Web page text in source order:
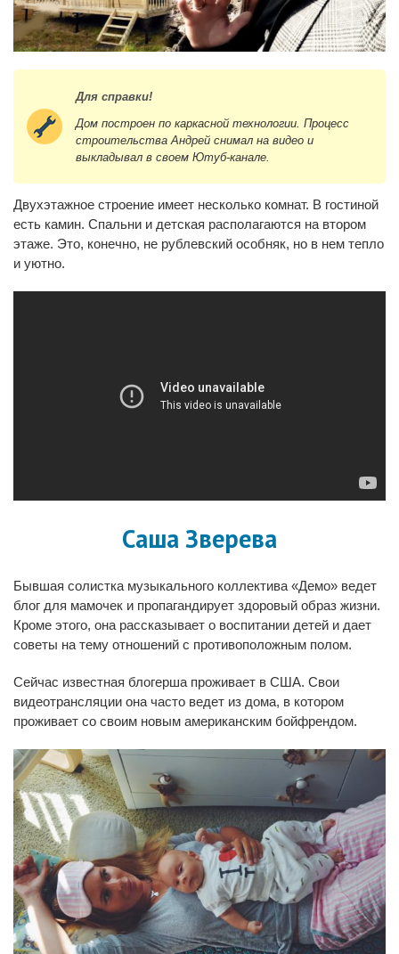
Для справки!
Дом построен по каркасной технологии. Процесс
строительства Андрей снимал на видео и
выкладывал в своем Ютуб-канале.
Двухэтажное строение имеет несколько комнат. В гостиной
есть камин. Спальни и детская располагаются на втором
этаже. Это, конечно, не рублевский особняк, но в нем тепло
и уютно.
Саша Зверева
Бывшая солистка музыкального коллектива «Демо» ведет
блог для мамочек и пропагандирует здоровый образ жизни.
Кроме этого, она рассказывает о воспитании детей и дает
советы на тему отношений с противоположным полом.
Сейчас известная блогерша проживает в США. Свои
видеотрансляции она часто ведет из дома, в котором
проживает со своим новым американским бойфрендом.